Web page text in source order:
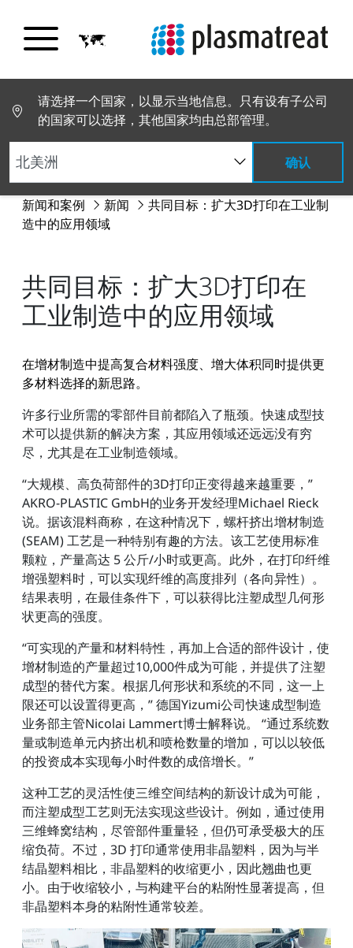
请选择一个国家，以显示当地信息。只有设有子公司
的国家可以选择，其他国家均由总部管理。
确认
新闻和案例 新闻
共同目标：扩大3D打印在工业制
造中的应用领域
共同目标：扩大3D打印在
工业制造中的应用领域
在增材制造中提高复合材料强度、增大体积同时提供更
多材料选择的新思路。
许多行业所需的零部件目前都陷入了瓶颈。快速成型技
术可以提供新的解决方案，其应用领域还远远没有穷
尽，尤其是在工业制造领域。
“大规模、高负荷部件的3D打印正变得越来越重要，”
AKRO-PLASTIC GmbH的业务开发经理Michael Rieck
说。据该混料商称，在这种情况下，螺杆挤出增材制造
(SEAM) 工艺是一种特别有趣的方法。该工艺使用标准
颗粒，产量高达 5 公斤/小时或更高。此外，在打印纤维
增强塑料时，可以实现纤维的高度排列（各向异性）。
结果表明，在最佳条件下，可以获得比注塑成型几何形
状更高的强度。
“可实现的产量和材料特性，再加上合适的部件设计，使
增材制造的产量超过10,000件成为可能，并提供了注塑
成型的替代方案。根据几何形状和系统的不同，这一上
限还可以设置得更高，” 德国Yizumi公司快速成型制造
业务部主管Nicolai Lammert博士解释说。 “通过系统数
量或制造单元内挤出机和喷枪数量的增加，可以以较低
的投资成本实现每小时件数的成倍增长。”
这种工艺的灵活性使三维空间结构的新设计成为可能，
而注塑成型工艺则无法实现这些设计。例如，通过使用
三维蜂窝结构，尽管部件重量轻，但仍可承受极大的压
缩负荷。不过，3D 打印通常使用非晶塑料，因为与半
结晶塑料相比，非晶塑料的收缩更小，因此翘曲也更
小。由于收缩较小，与构建平台的粘附性显著提高，但
非晶塑料本身的粘附性通常较差。